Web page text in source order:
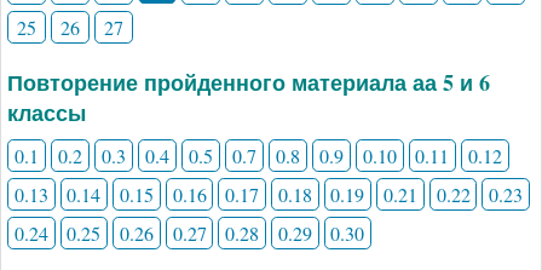
25
26 27
Повторение пройденного материала аа 5 и 6
классы
0.1 0.2 0.3 0.4 0.5 0.7 0.8 0.9 0.10 0.11
0.12
0.13
0.14 0.15 0.16 0.17 0.18 0.19 0.21 0.22
0.23
0.24
0.25 0.26 0.27 0.28 0.29 0.30